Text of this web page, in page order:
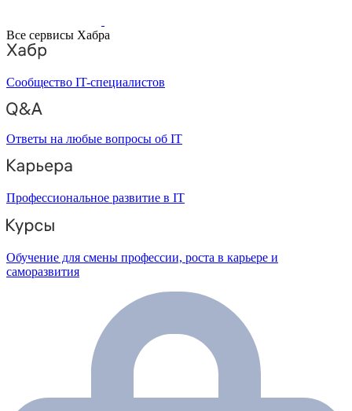
Все сервисы Хабра
Сообщество IT-специалистов
Ответы на любые вопросы об IT
Профессиональное развитие в IT
Обучение для смены профессии, роста в карьере и
саморазвития